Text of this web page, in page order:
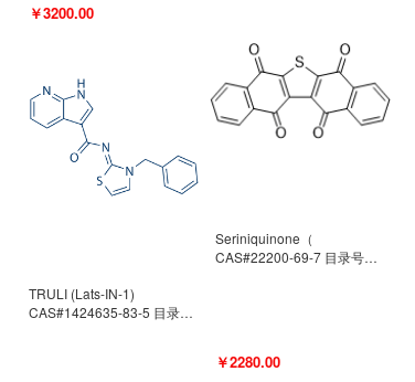
￥3200.00
TRULI (Lats-IN-1)
CAS#1424635-83-5 目录号
Seriniquinone（
CAS#22200-69-7 目录号
￥2280.00